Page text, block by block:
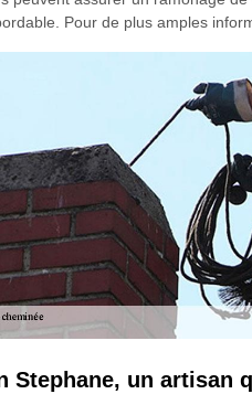
Pour de plus amples
Stephane, un artisan